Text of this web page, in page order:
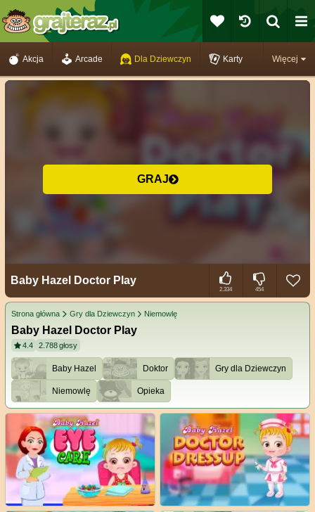
Więcej
Akcja Arcade Dla Dziewczyn Karty
GRAJ
Baby Hazel Doctor Play
2.334 454
Strona główna Gry dla Dziewczyn Niemowlę
Baby Hazel Doctor Play
4.4 2.788głosy
Baby Hazel Doktor Gry dla Dziewczyn
Niemowlę Opieka